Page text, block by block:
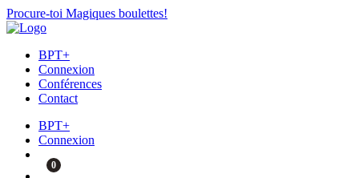
Procure-toi Magiques boulettes!
BPT+
Connexion
Conférences
Contact
BPT+
Connexion
0